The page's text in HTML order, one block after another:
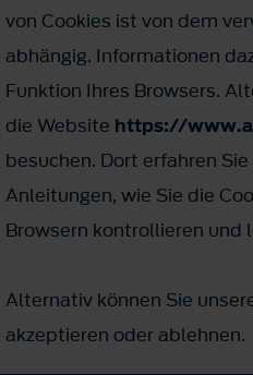
von Cookies ist von dem
abhängig. Informationen
Funktion Ihres Browsers.
die Website https://
besuchen. Dort erfahren
Anleitungen, wie Sie die
Browsern kontrollieren und
Alternativ können Sie
akzeptieren oder ablehnen.